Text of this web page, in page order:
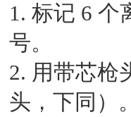
1. 标记 6 个
号。
2. 用带芯枪
头，下同）